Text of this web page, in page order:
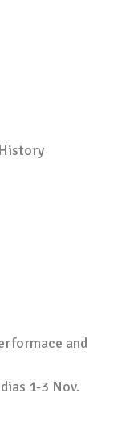
History
and
1-3 Nov.